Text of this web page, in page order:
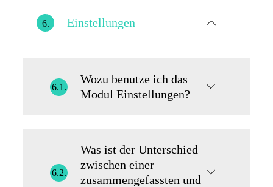
6. Einstellungen
6.1.
Wozu benutze ich das
Modul Einstellungen?
6.2.
Was ist der Unterschied
zwischen einer
zusammengefassten und